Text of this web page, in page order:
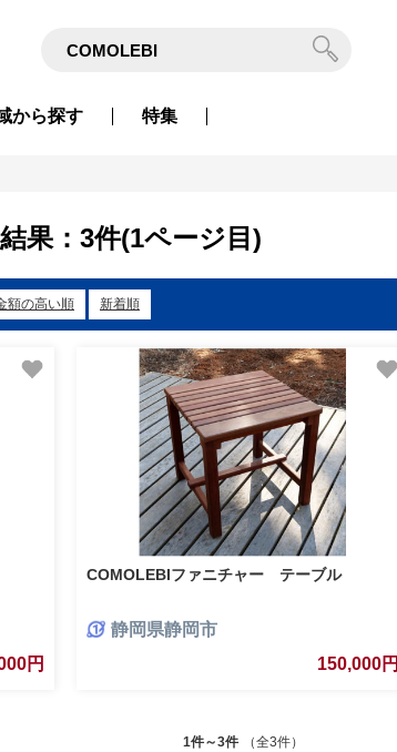
から探す 特集
果：3件(1ページ目)
額の高い順 新着順
円
COMOLEBIファニチャー テーブル
静岡県静岡市
150,000円
1件～3件 （全3件）